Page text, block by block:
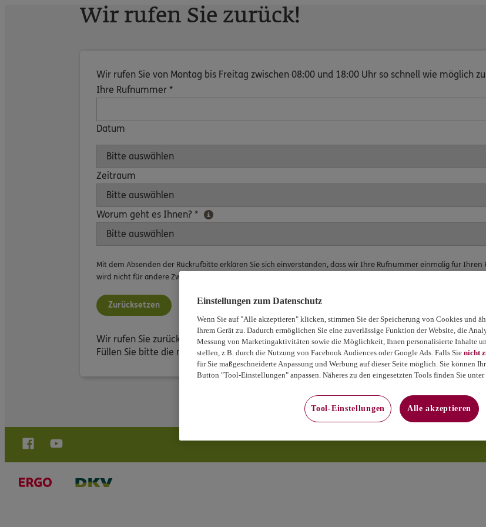
Wir rufen Sie zurück!
Wir rufen Sie von Montag bis Freitag zwischen 08:00 und 18:00 Uhr so schnell wie möglich
Ihre Rufnummer *
Datum
Zeitraum
Worum geht es Ihnen? *
Mit dem Absenden der Rückrufbitte erklären Sie sich einverstanden, dass wir Ihre Rufnummer einmalig für
wird nicht für andere Zwecke verwendet. Mit Klick auf „Senden“ bestätigen Sie, dass Sie damit einverstanden sind.
Zurücksetzen
Wir rufen Sie zurück!
Füllen Sie bitte die mit * gekennzeichneten Felder aus.
Einstellungen zum Datenschutz
Wenn Sie auf "Alle akzeptieren" klicken, stimmen Sie der Speicherung von Cookies und
Ihrem Gerät zu. Dadurch ermöglichen Sie eine zuverlässige Funktion der Website, die
Messung von Marketingaktivitäten sowie die Möglichkeit, Ihnen personalisierte Inhalte
stellen, z.B. durch die Nutzung von Facebook Audiences oder Google Ads. Falls Sie nicht
für Sie maßgeschneiderte Anpassung und Werbung auf dieser Seite möglich. Sie können
Button "Tool-Einstellungen" anpassen. Näheres zu den eingesetzten Tools finden Sie unter
Tool-Einstellungen Alle akzeptieren